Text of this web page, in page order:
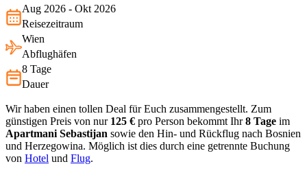
Aug 2026 - Okt 2026
Reisezeitraum
Wien
Abflughäfen
8 Tage
Dauer
Wir haben einen tollen Deal für Euch zusammengestellt. Zum
günstigen Preis von nur 125 € pro Person bekommt Ihr8 Tage im
Apartmani Sebastijan sowie den Hin- und Rückflug nach Bosnien
und Herzegowina. Möglich ist dies durch eine getrennte Buchung
von Hotel und Flug.